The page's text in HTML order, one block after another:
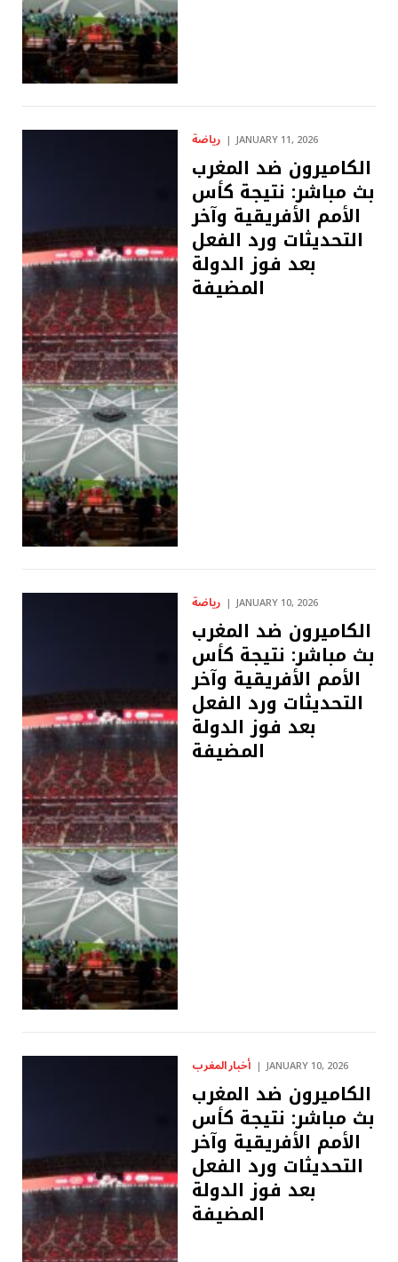
رياضة JANUARY 11, 2026
الكاميرون ضد المغرب
بث مباشر: نتيجة كأس
الأمم الأفريقية وآخر
التحديثات ورد الفعل
بعد فوز الدولة
المضيفة
رياضة JANUARY 10, 2026
الكاميرون ضد المغرب
بث مباشر: نتيجة كأس
الأمم الأفريقية وآخر
التحديثات ورد الفعل
بعد فوز الدولة
المضيفة
أخبار المغرب JANUARY 10, 2026
الكاميرون ضد المغرب
بث مباشر: نتيجة كأس
الأمم الأفريقية وآخر
التحديثات ورد الفعل
بعد فوز الدولة
المضيفة